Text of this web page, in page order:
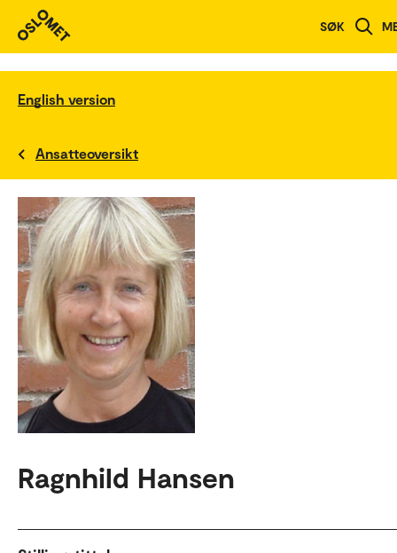
SØK
English version
Ansatteoversikt
Ragnhild Hansen